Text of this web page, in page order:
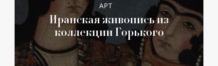
АРТ
Иранская живопись из
коллекции Горького